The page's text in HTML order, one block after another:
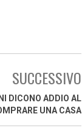
SUCCESSIVO
DICONO ADDIO AL
UNA CASA